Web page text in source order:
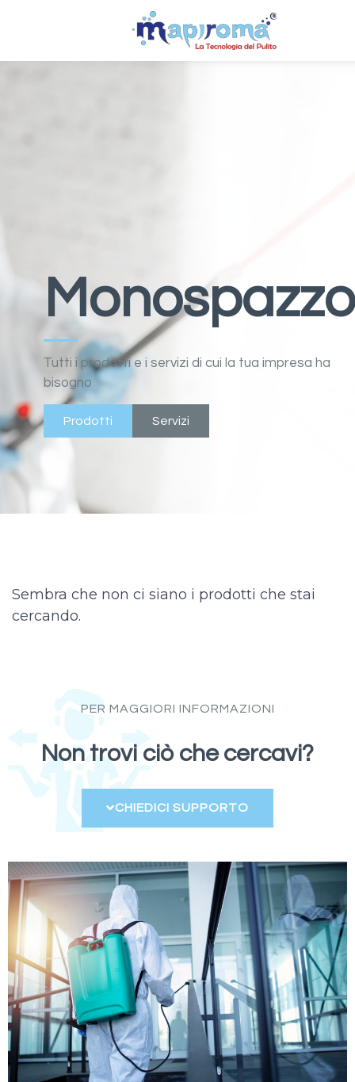
Tutti i prodotti e i servizi di cui la tua impresa ha
bisogno
Prodotti Servizi
Sembra che non ci siano i prodotti che stai
cercando.
PER MAGGIORI INFORMAZIONI
Non trovi ciò che cercavi?
CHIEDICI SUPPORTO